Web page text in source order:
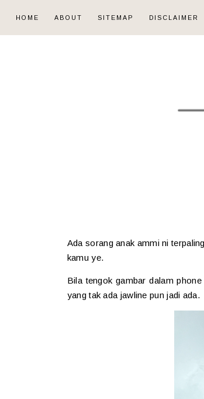
HOME ABOUT SITEMAP DISCLAIMER
Ada sorang anak ammi ni
kamu ye.
Bila tengok gambar dalam
yang tak ada jawline pun jadi ada.